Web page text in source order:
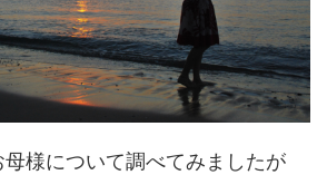
様について調べてみましたが